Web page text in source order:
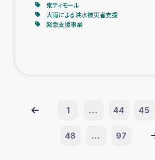
東ティモール
大雨による洪水被災者支援
緊急支援事業
1 ... 44 45
48 ... 97